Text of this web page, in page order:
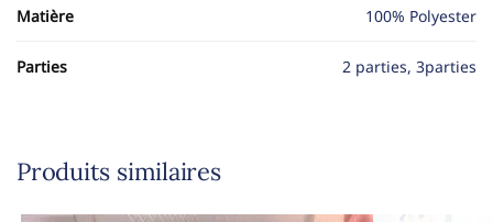
Matière 100% Polyester
Parties 2 parties, 3parties
Produits similaires